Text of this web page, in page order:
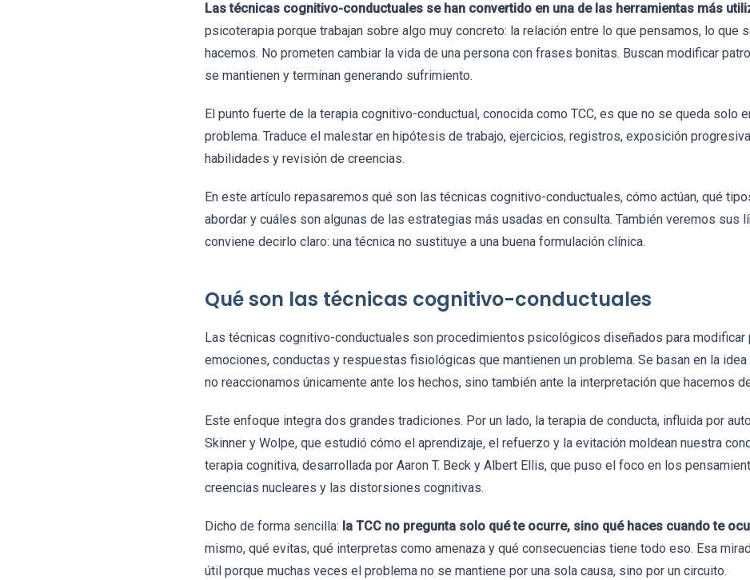
Las técnicas cognitivo-conductuales se han convertido en una de las herramientas más
psicoterapia porque trabajan sobre algo muy concreto: la relación entre lo que pensamos, lo que
hacemos. No prometen cambiar la vida de una persona con frases bonitas. Buscan modificar
se mantienen y terminan generando sufrimiento.
El punto fuerte de la terapia cognitivo-conductual, conocida como TCC, es que no se queda solo
problema. Traduce el malestar en hipótesis de trabajo, ejercicios, registros, exposición
habilidades y revisión de creencias.
En este artículo repasaremos qué son las técnicas cognitivo-conductuales, cómo actúan, qué
abordar y cuáles son algunas de las estrategias más usadas en consulta. También veremos sus
conviene decirlo claro: una técnica no sustituye a una buena formulación clínica.
Qué son las técnicas cognitivo-conductuales
Las técnicas cognitivo-conductuales son procedimientos psicológicos diseñados para modificar
emociones, conductas y respuestas fisiológicas que mantienen un problema. Se basan en la
no reaccionamos únicamente ante los hechos, sino también ante la interpretación que hacemos
Este enfoque integra dos grandes tradiciones. Por un lado, la terapia de conducta, influida por
Skinner y Wolpe, que estudió cómo el aprendizaje, el refuerzo y la evitación moldean nuestra
terapia cognitiva, desarrollada por Aaron T. Beck y Albert Ellis, que puso el foco en los
creencias nucleares y las distorsiones cognitivas.
Dicho de forma sencilla: la TCC no pregunta solo qué te ocurre, sino qué haces cuando te
mismo, qué evitas, qué interpretas como amenaza y qué consecuencias tiene todo eso. Esa
útil porque muchas veces el problema no se mantiene por una sola causa, sino por un circuito.